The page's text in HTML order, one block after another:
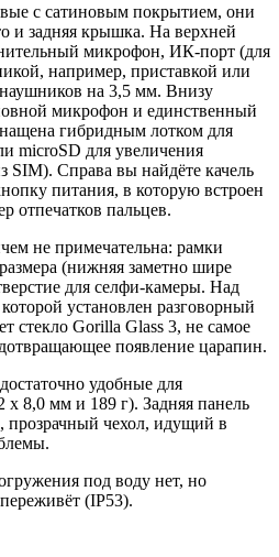
с сатиновым покрытием, они
и задняя крышка. На верхней
микрофон, ИК-порт (для
например, приставкой или
на 3,5 мм. Внизу
микрофон и единственный
гибридным лотком для
microSD для увеличения
SIM). Справа вы найдёте качель
питания, в которую встроен
отпечатков пальцев.
не примечательна: рамки
(нижняя заметно шире
для селфи-камеры. Над
установлен разговорный
стекло Gorilla Glass 3, не самое
появление царапин.
удобные для
x 8,0 мм и 189 г). Задняя панель
прозрачный чехол, идущий в
под воду нет, но
(IP53).